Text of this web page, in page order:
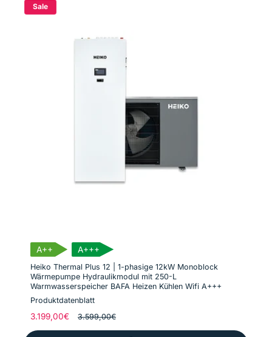
Sale
A++ A+++
Heiko Thermal Plus 12 | 1-phasige 12kW Monoblock
Wärmepumpe Hydraulikmodul mit 250-L
Warmwasserspeicher BAFA Heizen Kühlen Wifi A+++
Produktdatenblatt
Normaler
3.199,00€ Verkaufspreis
3.599,00€